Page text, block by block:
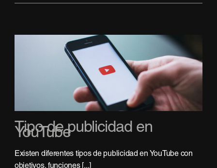
Tipo de publicidad en
YouTube
Existen diferentes tipos de publicidad en YouTube con
objetivos, funciones [...]